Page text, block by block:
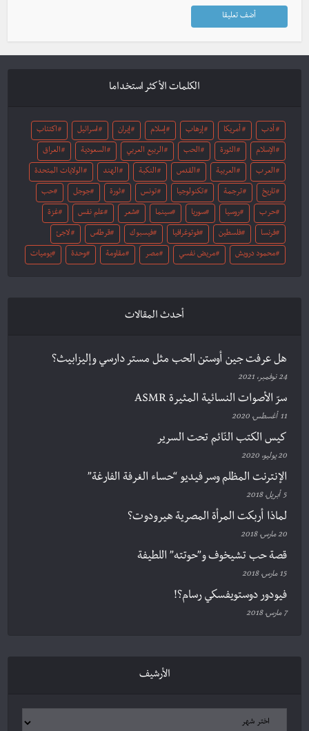
الكلمات الأكثر استخداما
أدب أمريكا إرهاب إسلام إيران اسرائيل اكتئاب
الإسلام الثورة الحب الربيع العربي السعودية العراق
العرب العربية القدس النكبة الهند الولايات المتحدة
تاريخ ترجمة تكنولوجيا تونس ثورة جوجل حب
حرب روسيا سوريا سينما شعر علم نفس غزة
فرنسا فلسطين فوتوغرافيا فيسبوك قرطاس لاجئ
محمود درويش مريض نفسي مصر مقاومة وحدة يوميات
أحدث المقالات
هل عرفت جين أوستن الحب مثل مستر دارسي وإليزابيث؟
24 نوفمبر، 2021
سرّ الأصوات النسائية المثيرة ASMR
11 أغسطس، 2020
كيس الكتب النّائم تحت السرير
20 يوليو، 2020
الإنترنت المظلم وسر فيديو “حساء الغرفة الفارغة”
5 أبريل، 2018
لماذا أربكت المرأة المصرية هيرودوت؟
20 مارس، 2018
قصة حب تشيخوف و”حوتته” اللطيفة
15 مارس، 2018
فيودور دوستويفسكي رسام؟!
7 مارس، 2018
الأرشيف